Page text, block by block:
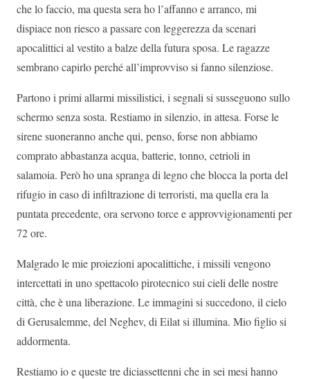
che lo faccio, ma questa sera ho l’affanno e arranco, mi
dispiace non riesco a passare con leggerezza da scenari
apocalittici al vestito a balze della futura sposa. Le ragazze
sembrano capirlo perché all’improvviso si fanno silenziose.
Partono i primi allarmi missilistici, i segnali si susseguono sullo
schermo senza sosta. Restiamo in silenzio, in attesa. Forse le
sirene suoneranno anche qui, penso, forse non abbiamo
comprato abbastanza acqua, batterie, tonno, cetrioli in
salamoia. Però ho una spranga di legno che blocca la porta del
rifugio in caso di infiltrazione di terroristi, ma quella era la
puntata precedente, ora servono torce e approvvigionamenti per
72 ore.
Malgrado le mie proiezioni apocalittiche, i missili vengono
intercettati in uno spettacolo pirotecnico sui cieli delle nostre
città, che è una liberazione. Le immagini si succedono, il cielo
di Gerusalemme, del Neghev, di Eilat si illumina. Mio figlio si
addormenta.
Restiamo io e queste tre diciassettenni che in sei mesi hanno